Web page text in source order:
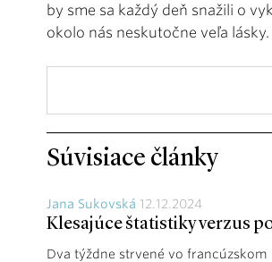
by sme sa každý deň snažili o
okolo nás neskutočne veľa lásky.
Súvisiace články
Jana Sukovská 12.12.2024
Klesajúce štatistiky verzus
Dva týždne strvené vo francúzskom